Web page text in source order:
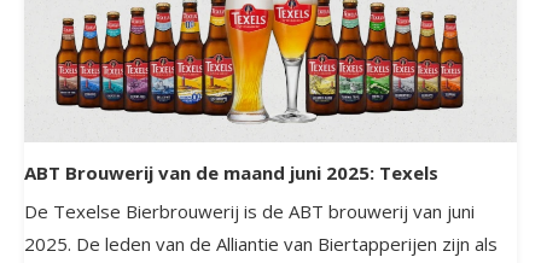
ABT Brouwerij van de maand juni 2025: Texels
De Texelse Bierbrouwerij is de ABT brouwerij van juni
2025. De leden van de Alliantie van Biertapperijen zijn als